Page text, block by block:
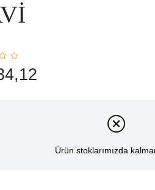
Ürün stoklarımızda